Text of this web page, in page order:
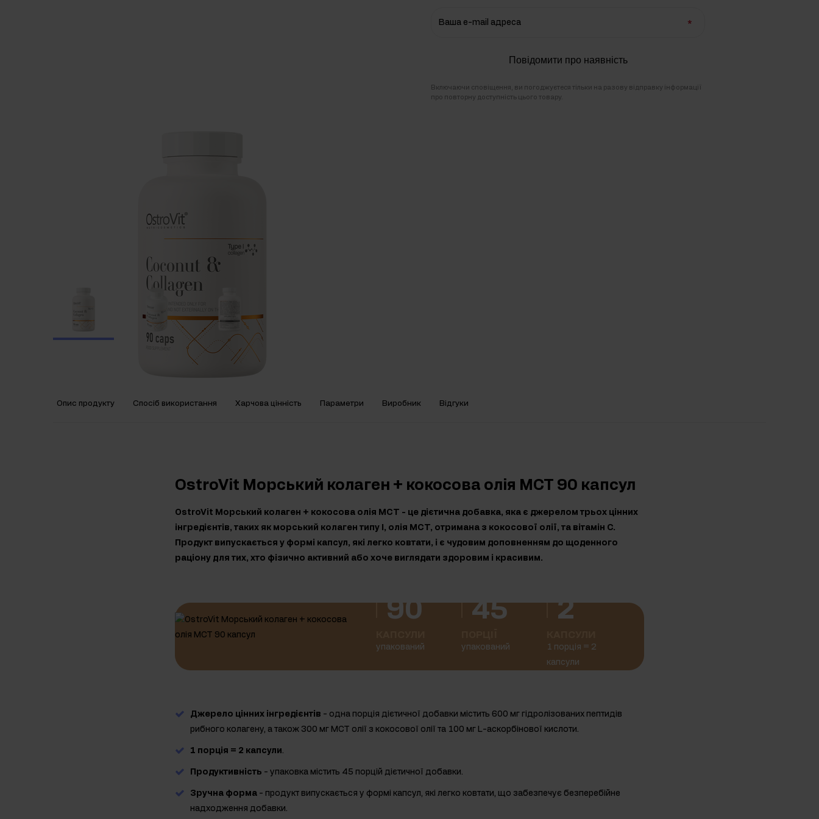
Ваша e-mail адреса
Повідомити про наявність
Включаючи сповіщення, ви погоджуєтеся тільки на разову відправку інформації
про повторну доступність цього товару.
Опис продукту Спосіб використання Харчова цінність Параметри Виробник Відгуки
OstroVit Морський колаген + кокосова олія MCT 90 капсул
OstroVit Морський колаген + кокосова олія MCT - це дієтична добавка, яка є джерелом трьох цінних
інгредієнтів, таких як морський колаген типу I, олія MCT, отримана з кокосової олії, та вітамін С.
Продукт випускається у формі капсул, які легко ковтати, і є чудовим доповненням до щоденного
раціону для тих, хто фізично активний або хоче виглядати здоровим і красивим.
90
упакований
45
упакований
2
1 порція = 2
капсули
Джерело цінних інгредієнтів - одна порція дієтичної добавки містить 600 мг гідролізованих пептидів
рибного колагену, а також 300 мг MCT олії з кокосової олії та 100 мг L-аскорбінової кислоти.
1 порція = 2 капсули.
Продуктивність - упаковка містить 45 порцій дієтичної добавки.
Зручна форма - продукт випускається у формі капсул, які легко ковтати, що забезпечує безперебійне
надходження добавки.